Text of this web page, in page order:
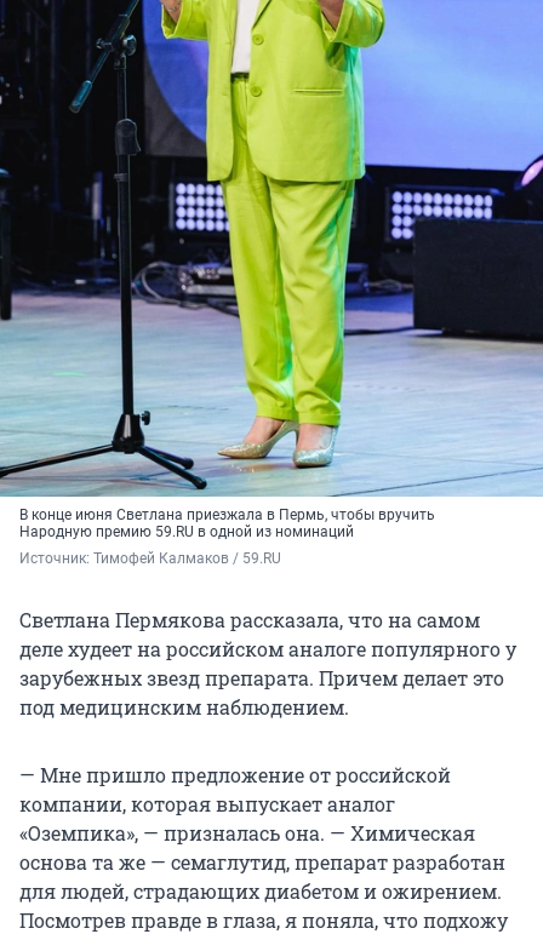
В конце июня Светлана приезжала в Пермь, чтобы вручить
Народную премию 59.RU в одной из номинаций
Источник: Тимофей Калмаков / 59.RU
Светлана Пермякова рассказала, что на самом
деле худеет на российском аналоге популярного у
зарубежных звезд препарата. Причем делает это
под медицинским наблюдением.
— Мне пришло предложение от российской
компании, которая выпускает аналог
«Оземпика», — призналась она. — Химическая
основа та же — семаглутид, препарат разработан
для людей, страдающих диабетом и ожирением.
Посмотрев правде в глаза, я поняла, что подхожу